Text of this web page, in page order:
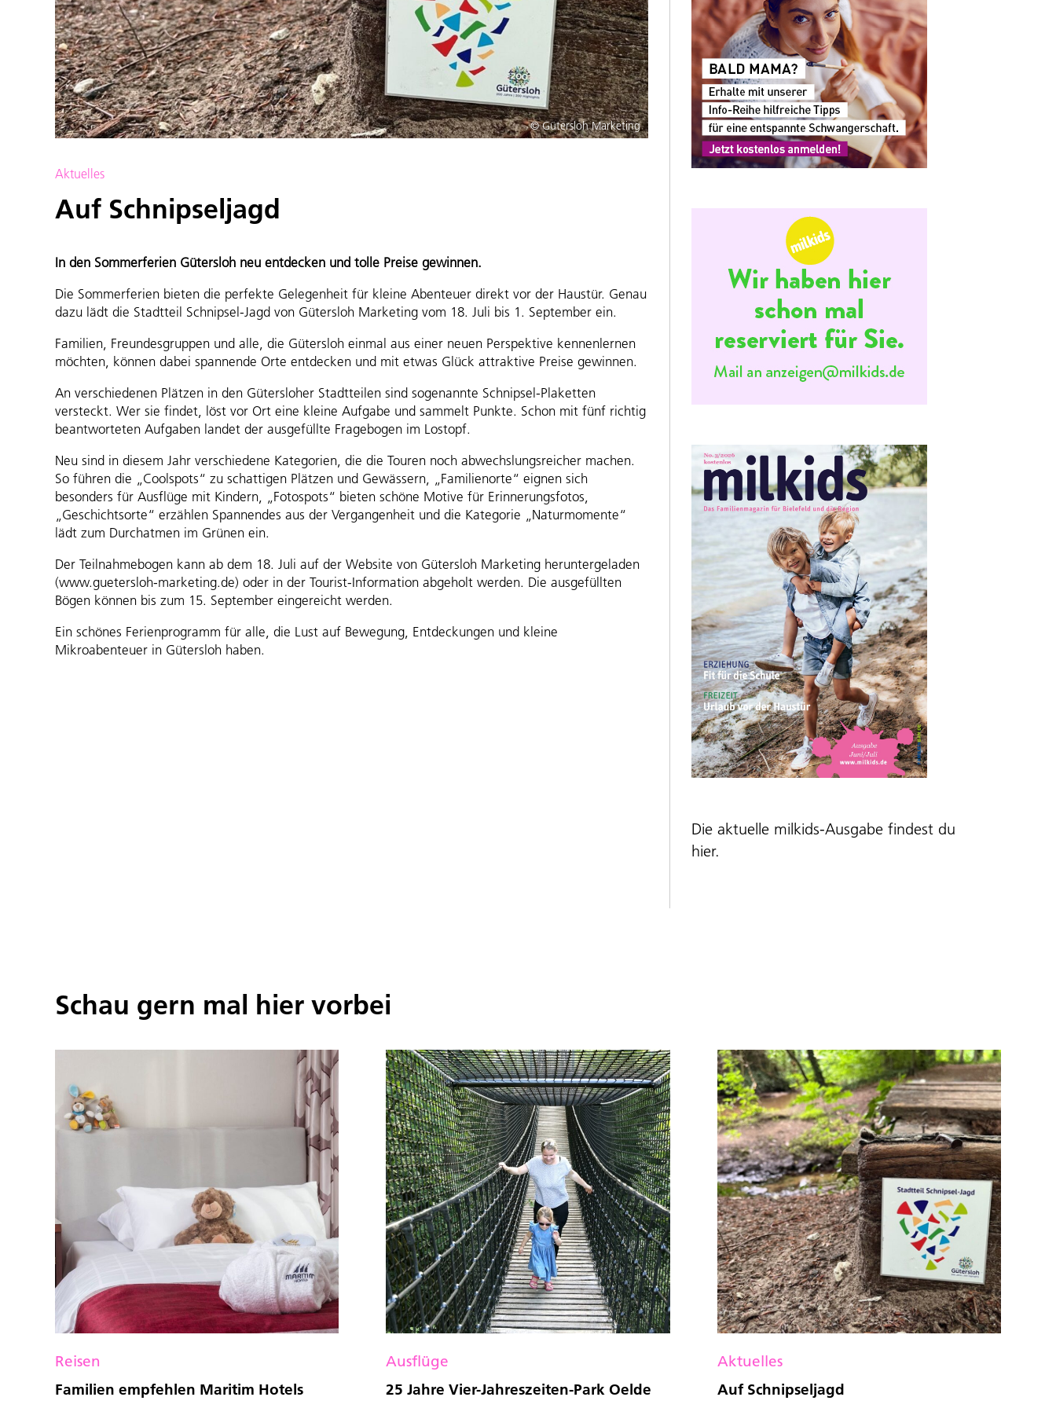
© Gütersloh Marketing
Aktuelles
Auf Schnipseljagd
In den Sommerferien Gütersloh neu entdecken und tolle Preise gewinnen.
Die Sommerferien bieten die perfekte Gelegenheit für kleine Abenteuer direkt vor der Haustür. Genau
dazu lädt die Stadtteil Schnipsel-Jagd von Gütersloh Marketing vom 18. Juli bis 1. September ein.
Familien, Freundesgruppen und alle, die Gütersloh einmal aus einer neuen Perspektive kennenlernen
möchten, können dabei spannende Orte entdecken und mit etwas Glück attraktive Preise gewinnen.
An verschiedenen Plätzen in den Gütersloher Stadtteilen sind sogenannte Schnipsel-Plaketten
versteckt. Wer sie findet, löst vor Ort eine kleine Aufgabe und sammelt Punkte. Schon mit fünf richtig
beantworteten Aufgaben landet der ausgefüllte Fragebogen im Lostopf.
Neu sind in diesem Jahr verschiedene Kategorien, die die Touren noch abwechslungsreicher machen.
So führen die „Coolspots“ zu schattigen Plätzen und Gewässern, „Familienorte“ eignen sich
besonders für Ausflüge mit Kindern, „Fotospots“ bieten schöne Motive für Erinnerungsfotos,
„Geschichtsorte“ erzählen Spannendes aus der Vergangenheit und die Kategorie „Naturmomente“
lädt zum Durchatmen im Grünen ein.
Der Teilnahmebogen kann ab dem 18. Juli auf der Website von Gütersloh Marketing heruntergeladen
(www.guetersloh-marketing.de) oder in der Tourist-Information abgeholt werden. Die ausgefüllten
Bögen können bis zum 15. September eingereicht werden.
Ein schönes Ferienprogramm für alle, die Lust auf Bewegung, Entdeckungen und kleine
Mikroabenteuer in Gütersloh haben.
Die aktuelle milkids-Ausgabe findest du
hier.
Schau gern mal hier vorbei
Reisen
Familien empfehlen Maritim Hotels
Ausflüge
25 Jahre Vier-Jahreszeiten-Park Oelde
Aktuelles
Auf Schnipseljagd